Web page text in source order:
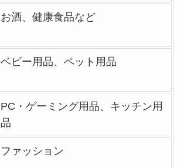
お酒、健康食品など
ベビー用品、ペット用品
PC・ゲーミング用品、キッチン用
品
ファッション